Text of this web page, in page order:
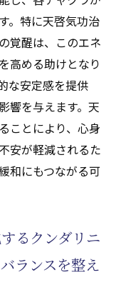
。特に天啓気功治
覚醒は、このエネ
高める助けとなり
な安定感を提供
響を与えます。天
ことにより、心身
安が軽減されるた
和にもつながる可
るクンダリニ
ランスを整え